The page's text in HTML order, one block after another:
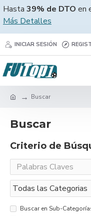
Hasta 39% de DTO en
Más Detalles
INICIAR SESIÓN
Buscar
Buscar
Criterio de
Buscar en Sub-